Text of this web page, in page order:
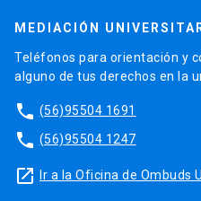
MEDIACIÓN
Teléfonos para orientación y
alguno de tus derechos en la
phone (56)95504 1691
phone (56)95504 1247
launch Ir a la Oficina de Ombuds